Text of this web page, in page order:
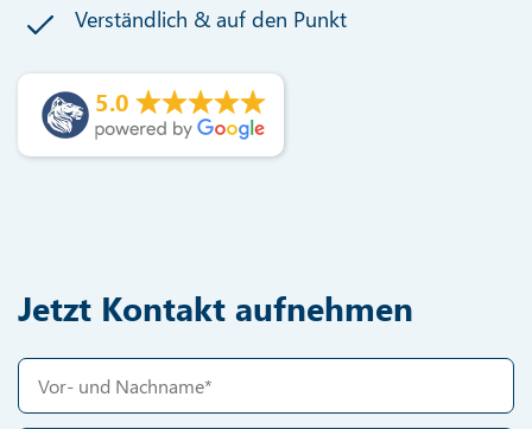
Verständlich & auf den Punkt
5.0
Jetzt Kontakt aufnehmen